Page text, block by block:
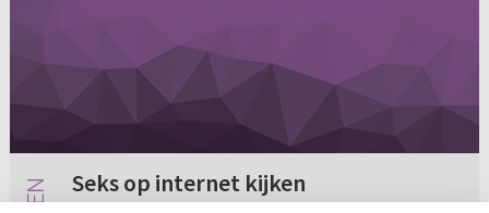
Seks op internet kijken